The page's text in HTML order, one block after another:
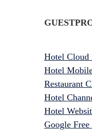
Hotel Cloud
Hotel
Restaurant
Hotel
Hotel
Google